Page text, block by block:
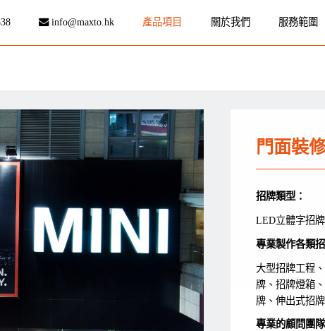
info@maxto.hk 產品項目 關於我們 服務範圍
門面裝
招牌類型：
LED立體字招
專業製作各類
大型招牌工程
牌、招牌燈箱
牌、伸出式招牌
專業的顧問團